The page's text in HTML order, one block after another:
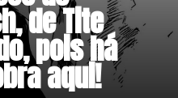
de Tite
pois há
aqui!